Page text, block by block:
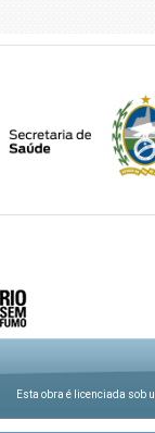
Esta obra é licenciada sob